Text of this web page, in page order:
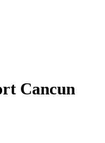
Cancun